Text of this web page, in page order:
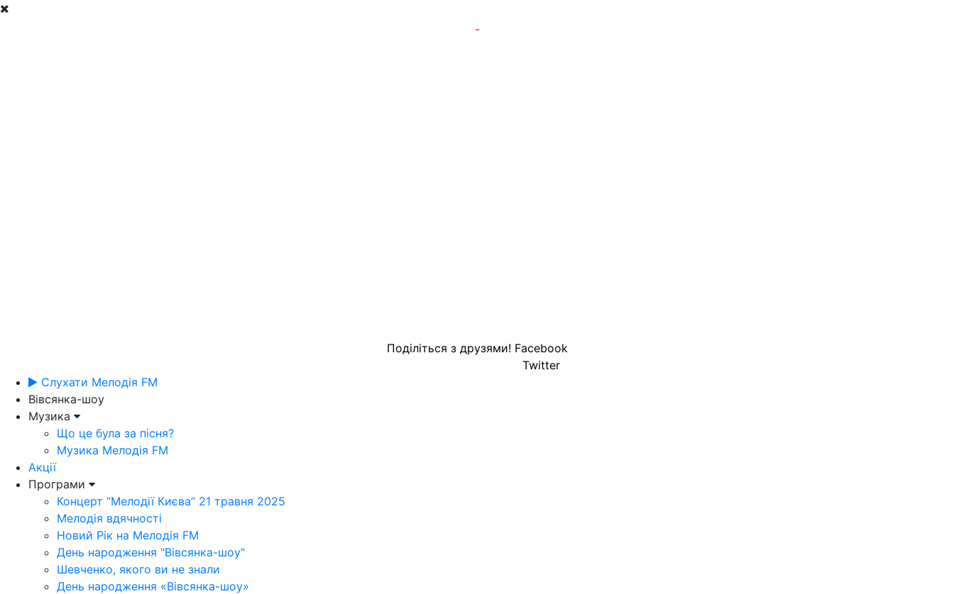
-
Поділіться з друзями! Facebook
Twitter
Слухати Мелодія FM
Вівсянка-шоу
Музика
Що це була за пісня?
Музика Мелодія FM
Акції
Програми
Концерт “Мелодії Києва” 21 травня 2025
Мелодія вдячності
Новий Рік на Мелодія FM
День народження "Вівсянка-шоу"
Шевченко, якого ви не знали
День народження «Вівсянка-шоу»